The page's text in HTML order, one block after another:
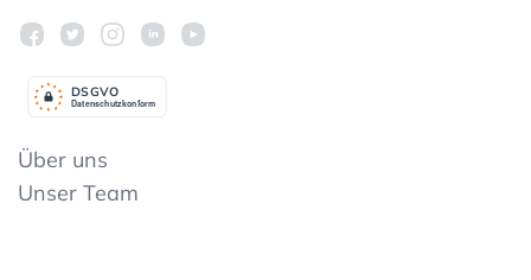
Datenschutzkonform
DSGVO
Über uns
Unser Team